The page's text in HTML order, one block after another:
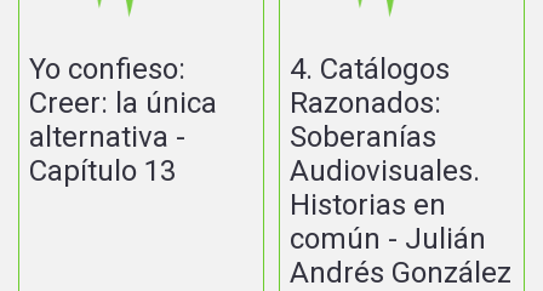
Yo confieso:
Creer: la única
alternativa -
Capítulo 13
4. Catálogos
Razonados:
Soberanías
Audiovisuales.
Historias en
común - Julián
Andrés González